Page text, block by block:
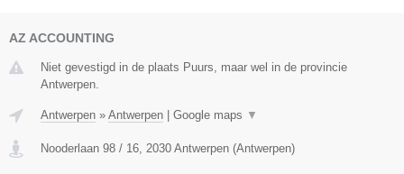
AZ ACCOUNTING
Niet gevestigd in de plaats Puurs, maar wel in de provincie
Antwerpen.
Antwerpen » Antwerpen Google maps ▼
Nooderlaan 98 / 16, 2030 Antwerpen (Antwerpen)